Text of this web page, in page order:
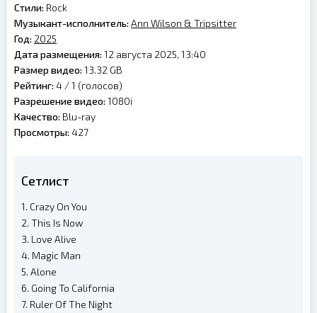
Стили: Rock
Музыкант-исполнитель: Ann Wilson & Tripsitter
Год: 2025
Дата размещения: 12 августа 2025, 13:40
Размер видео: 13.32 GB
Рейтинг: 4 /1 (голосов)
Разрешение видео: 1080i
Качество: Blu-ray
Просмотры: 427
Сетлист
1. Crazy On You
2. This Is Now
3. Love Alive
4. Magic Man
5. Alone
6. Going To California
7. Ruler Of The Night